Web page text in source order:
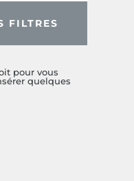
FILTRES
pour vous
quelques